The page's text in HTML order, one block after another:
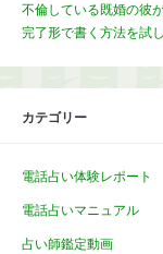
不倫している既婚の彼
完了形で書く方法を試
カテゴリー
電話占い体験レポート
電話占いマニュアル
占い師鑑定動画